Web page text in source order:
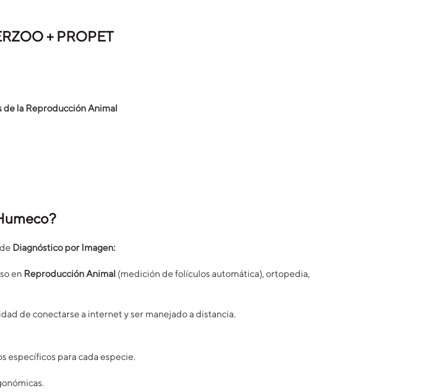
+ PROPET
de la Reproducción Animal
Diagnóstico por Imagen:
en Reproducción Animal (medición de folículos automática), ortopedia,
de conectarse a internet y ser manejado a distancia.
específicos para cada especie.